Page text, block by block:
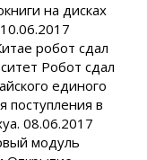
на дисках
робот сдал
Робот сдал
единого
поступления в
08.06.2017
модуль